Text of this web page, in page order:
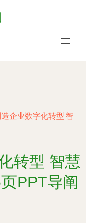
企业数字化转型 智
转型 智慧
PPT导阐